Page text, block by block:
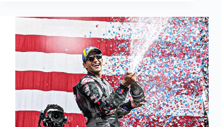
GRAND
À
AUSTIN
DEVANT
CO-
ÉQUIPIER
JORGE
MARTIN